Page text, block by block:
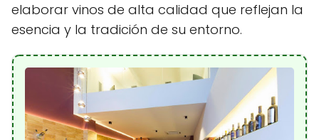
elaborar vinos de alta calidad que reflejan la
esencia y la tradición de su entorno.